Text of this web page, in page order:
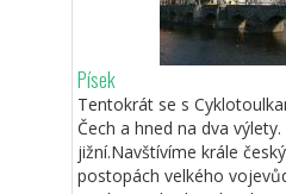
Písek
Tentokrát se s
Čech a hned na dva
jižní.Navštívíme krále
postopách velkého